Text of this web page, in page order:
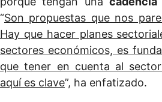
“Son propuestas que nos
Hay que hacer planes
sectores económicos, es
que tener en cuenta al
aquí es clave”, ha enfatizado.